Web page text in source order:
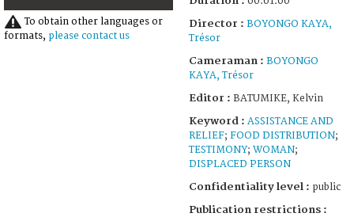
To obtain other languages or
formats, please contact us
Director : BOYONGO KAYA,
Trésor
Cameraman : BOYONGO
KAYA, Trésor
Editor : BATUMIKE, Kelvin
Keyword : ASSISTANCE AND
RELIEF; FOOD DISTRIBUTION;
TESTIMONY; WOMAN;
DISPLACED PERSON
Confidentiality level : public
Publication restrictions :